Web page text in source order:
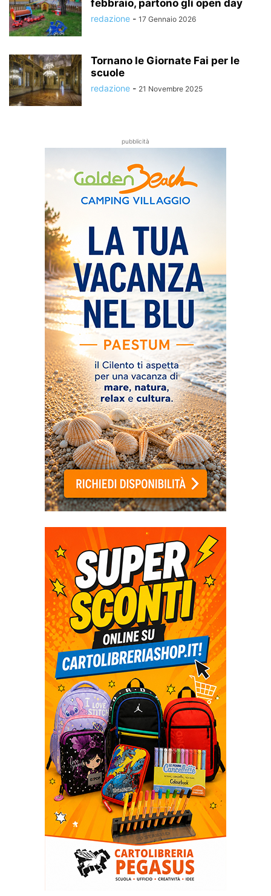
febbraio, partono gli open day
redazione - 17 Gennaio 2026
Tornano le Giornate Fai per le
scuole
redazione - 21 Novembre 2025
pubblicità